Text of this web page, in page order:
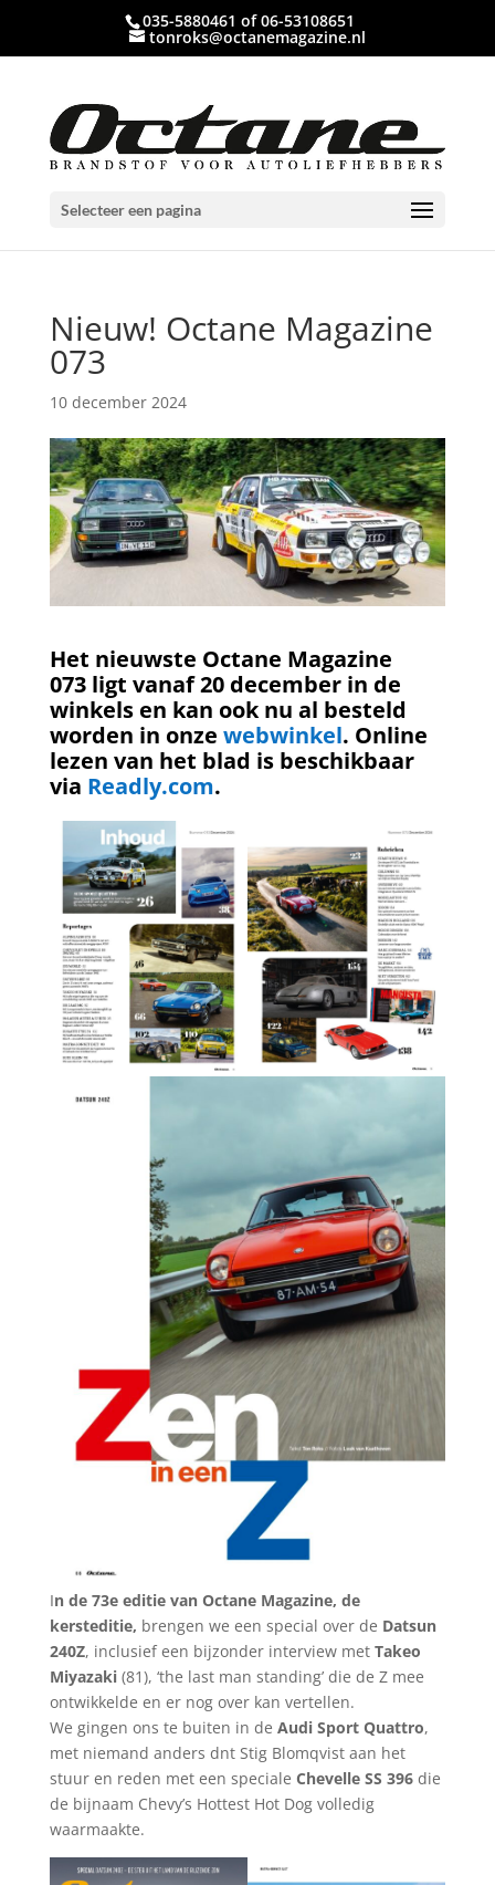
035-5880461 of 06-53108651
tonroks@octanemagazine.nl
Selecteer een pagina
Nieuw! Octane Magazine
073
10 december 2024
Het nieuwste Octane Magazine
073 ligt vanaf 20 december in de
winkels en kan ook nu al besteld
worden in onze webwinkel. Online
lezen van het blad is beschikbaar
via Readly.com.
In de 73e editie van Octane Magazine, de
kersteditie, brengen we een special over de Datsun
240Z, inclusief een bijzonder interview met Takeo
Miyazaki(81), ‘the last man standing’ die de Z mee
ontwikkelde en er nog over kan vertellen.
We gingen ons te buiten in de Audi Sport Quattro,
met niemand anders dnt Stig Blomqvist aan het
stuur en reden met een speciale Chevelle SS 396die
de bijnaam Chevy’s Hottest Hot Dog volledig
waarmaakte.